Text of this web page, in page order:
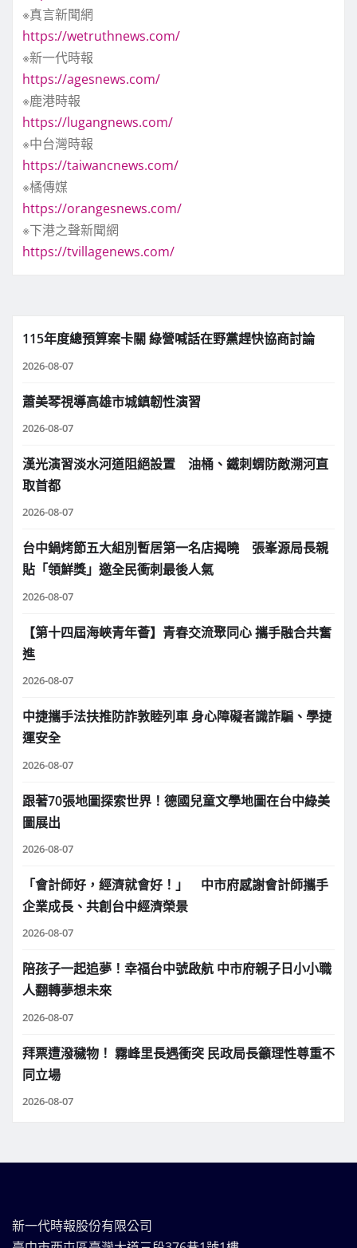
※真言新聞網
https://wetruthnews.com/
※新一代時報
https://agesnews.com/
※鹿港時報
https://lugangnews.com/
※中台灣時報
https://taiwancnews.com/
※橘傳媒
https://orangesnews.com/
※下港之聲新聞網
https://tvillagenews.com/
115年度總預算案卡關 綠營喊話在野黨趕快協商討論
2026-08-07
蕭美琴視導高雄市城鎮韌性演習
2026-08-07
漢光演習淡水河道阻絕設置 油桶、鐵刺蝟防敵溯河直
取首都
2026-08-07
台中鍋烤節五大組別暫居第一名店揭曉 張峯源局長親
貼「領鮮獎」邀全民衝刺最後人氣
2026-08-07
【第十四屆海峽青年薈】青春交流聚同心 攜手融合共奮
進
2026-08-07
中捷攜手法扶推防詐敦睦列車 身心障礙者識詐騙、學捷
運安全
2026-08-07
跟著70張地圖探索世界！德國兒童文學地圖在台中綠美
圖展出
2026-08-07
「會計師好，經濟就會好！」 中市府感謝會計師攜手
企業成長、共創台中經濟榮景
2026-08-07
陪孩子一起追夢！幸福台中號啟航 中市府親子日小小職
人翻轉夢想未來
2026-08-07
拜票遭潑穢物！ 霧峰里長遇衝突 民政局長籲理性尊重不
同立場
2026-08-07
新一代時報股份有限公司